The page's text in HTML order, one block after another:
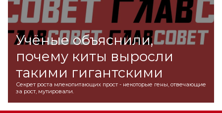
Учёные объяснили,
почему киты выросли
такими гигантскими
Секрет роста млекопитающих прост - некоторые гены, отвечающие
за рост, мутировали.